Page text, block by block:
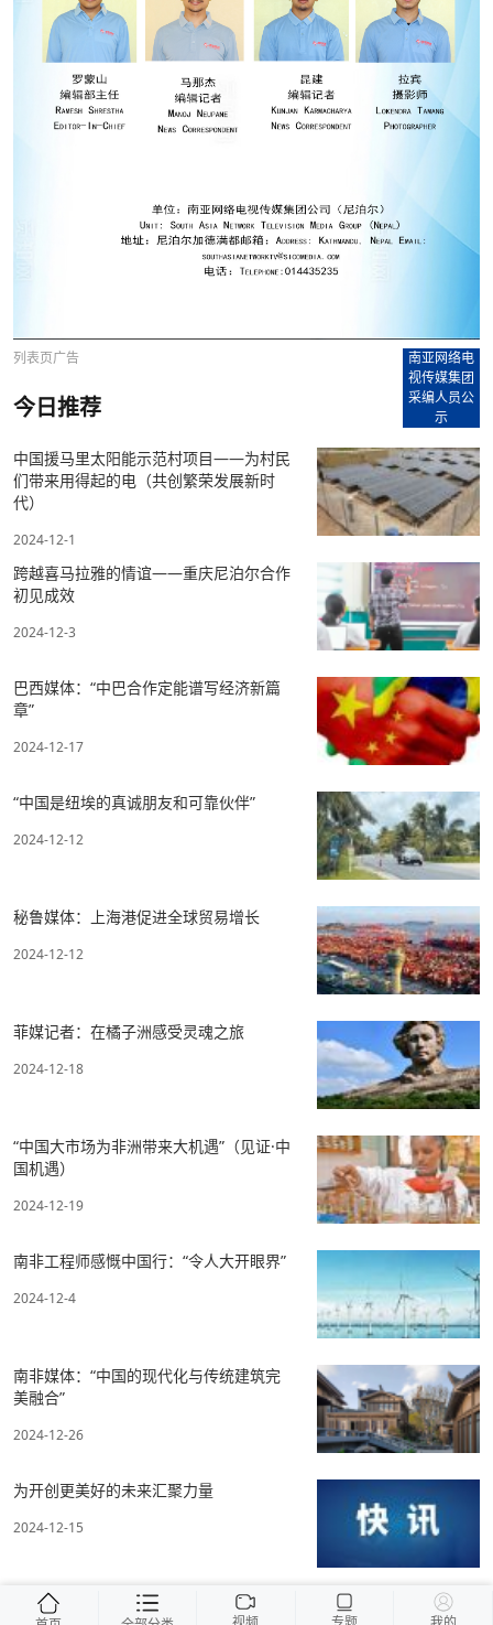
列表页广告
南亚网络电
视传媒集团
采编人员公
示
今日推荐
中国援马里太阳能示范村项目——为村民
们带来用得起的电（共创繁荣发展新时
代）
2024-12-1
跨越喜马拉雅的情谊——重庆尼泊尔合作
初见成效
2024-12-3
巴西媒体：“中巴合作定能谱写经济新篇
章”
2024-12-17
“中国是纽埃的真诚朋友和可靠伙伴”
2024-12-12
秘鲁媒体：上海港促进全球贸易增长
2024-12-12
菲媒记者：在橘子洲感受灵魂之旅
2024-12-18
“中国大市场为非洲带来大机遇”（见证·中
国机遇）
2024-12-19
南非工程师感慨中国行：“令人大开眼界”
2024-12-4
南非媒体：“中国的现代化与传统建筑完
美融合”
2024-12-26
为开创更美好的未来汇聚力量
2024-12-15